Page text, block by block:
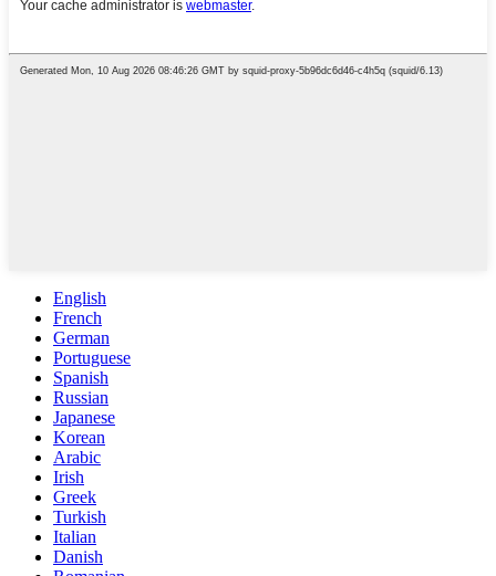
English
French
German
Portuguese
Spanish
Russian
Japanese
Korean
Arabic
Irish
Greek
Turkish
Italian
Danish